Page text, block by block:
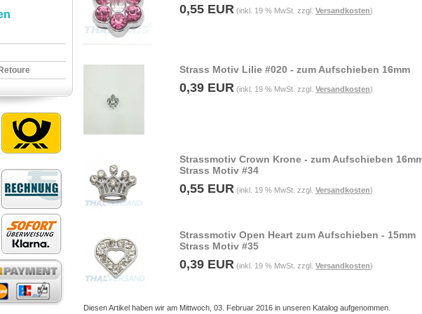
0,55 EUR (inkl. 19 % MwSt. zzgl. Versandkosten)
Strass Motiv Lilie #020 - zum Aufschieben 16mm
0,39 EUR (inkl. 19 % MwSt. zzgl. Versandkosten)
Strassmotiv Crown Krone - zum Aufschieben
Strass Motiv #34
0,55 EUR (inkl. 19 % MwSt. zzgl. Versandkosten)
Strassmotiv Open Heart zum Aufschieben - 15mm
Strass Motiv #35
0,39 EUR (inkl. 19 % MwSt. zzgl. Versandkosten)
Diesen Artikel haben wir am Mittwoch, 03. Februar 2016 in unseren Katalog aufgenommen.